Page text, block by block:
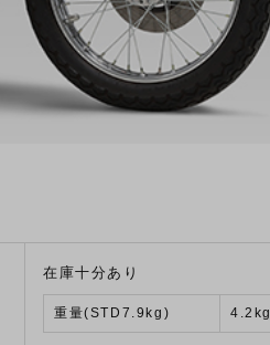
在庫十分あり
重量(STD7.9kg) 4.2kg